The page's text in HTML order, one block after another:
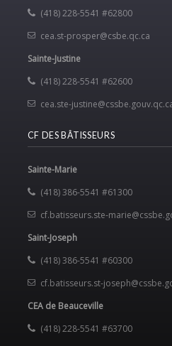
(418) 228-5541 #62800
cea.st-prosper@csbe.qc.ca
Sainte-Justine
(418) 228-5541 #62600
cea.ste-
CF DES BÂTISSEURS
Sainte-Marie
(418) 386-5541 #61300
cf.batisseurs.ste-
Saint-Joseph
(418) 386-5541 #60300
cf.batisseurs.st-
CEA de Beauceville
(418) 228-5541 #63700